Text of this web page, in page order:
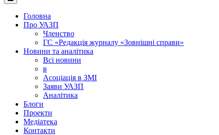
Головна
Про УАЗП
Членство
ГС «Редакція журналу «Зовнішні справи»
Новини та аналітика
Всі новини
в
Асоціація в ЗМІ
Заяви УАЗП
Аналітика
Блоги
Проекти
Медіатека
Контакти